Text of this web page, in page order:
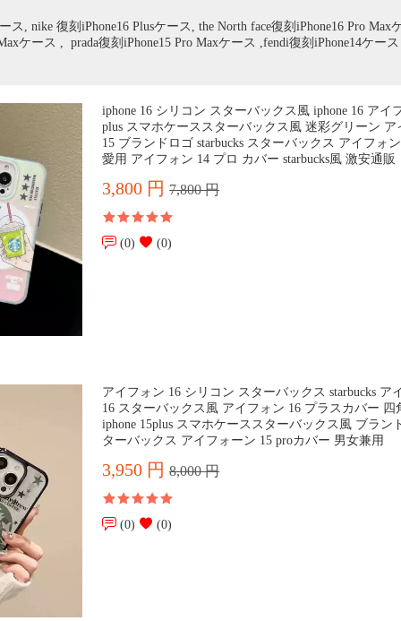
, nike 復刻iPhone16 Plusケース, the North face復刻iPhone16 Pro Max
ケース , prada復刻iPhone15 Pro Maxケース ,fendi復刻iPhone14ケー
iphone 16 シリコン スターバックス風 iphone 16 アイ
plus スマホケーススターバックス風 迷彩グリーン ア
15 ブランドロゴ starbucks スターバックス アイフォ
愛用 アイフォン 14 プロ カバー starbucks風 激安通販
3,800 円7,800 円
(0) (0)
アイフォン 16 シリコン スターバックス starbucks ア
16 スターバックス風 アイフォン 16 プラスカバー 四
iphone 15plus スマホケーススターバックス風 ブラン
ターバックス アイフォーン 15 proカバー 男女兼用
3,950 円8,000 円
(0) (0)